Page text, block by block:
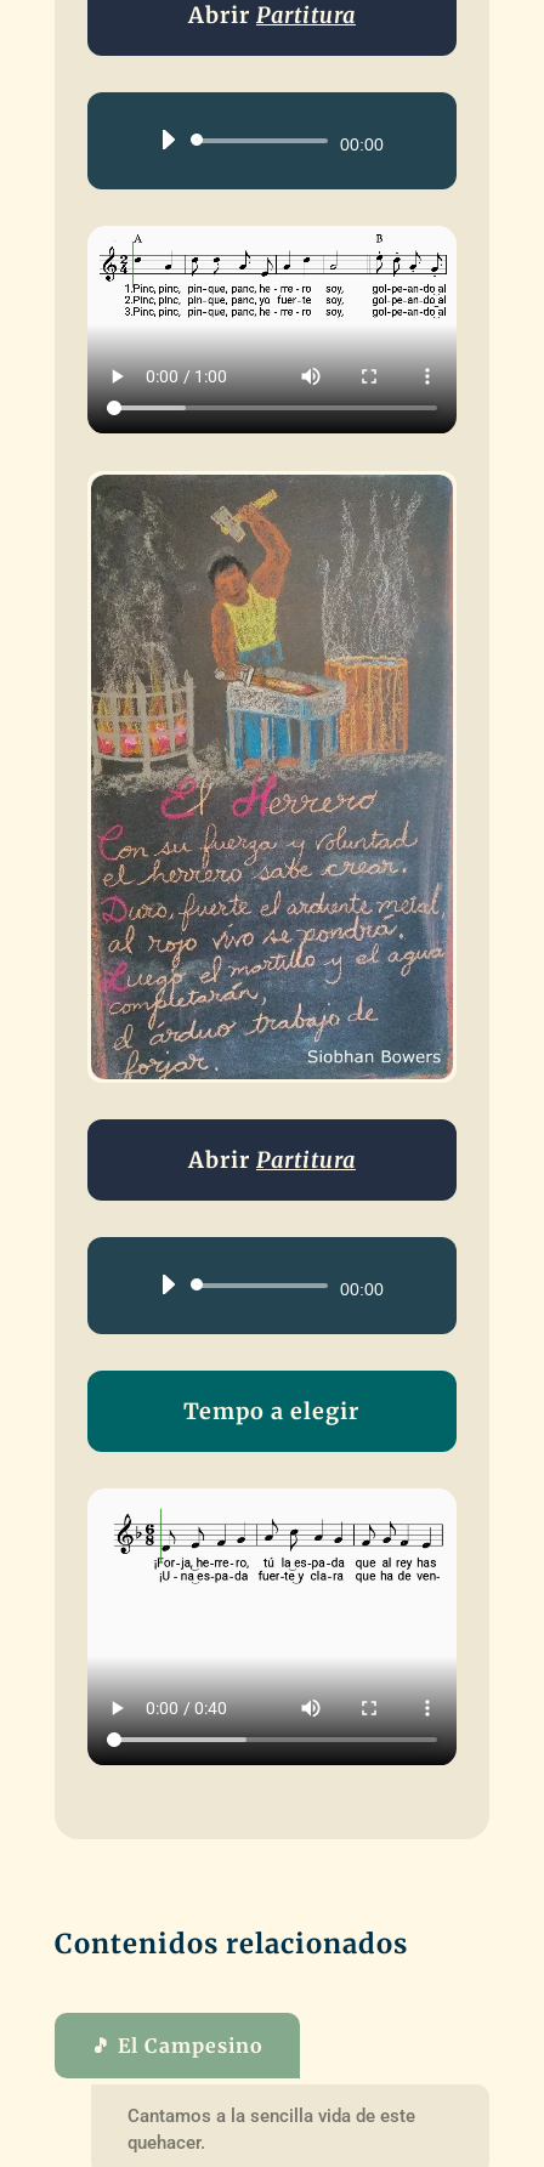
Abrir Partitura
Reproductor00:00
Abrir Partitura
Reproductor00:00
Tempo a elegir
Contenidos relacionados
🎵 El Campesino
Cantamos a la sencilla vida de este
quehacer.